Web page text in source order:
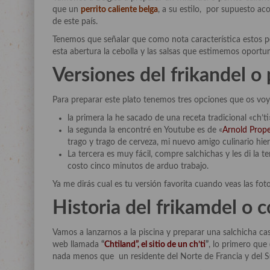
que un perrito caliente belga, a su estilo, por supuesto
de este país.
Tenemos que señalar que como nota característica
esta abertura la cebolla y las salsas que estimemos
Versiones del frikandel o
Para preparar este plato tenemos tres opciones que os
la primera la he sacado de una receta tradicional
la segunda la encontré en Youtube es de «Arnold
trago y trago de cerveza, mi nuevo amigo culinario
La tercera es muy fácil, compre salchichas y les di la
costo cinco minutos de arduo trabajo.
Ya me dirás cual es tu versión favorita cuando veas las
Historia del frikamdel o
Vamos a lanzarnos a la piscina y preparar una salchicha
web llamada “Chtiland”, el sitio de un ch’ti”, lo primero que
nada menos que un residente del Norte de Francia y del